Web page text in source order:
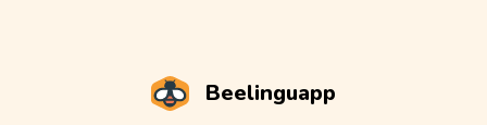
Beelinguapp